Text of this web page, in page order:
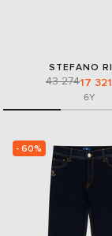
STEFANO
43 27417
6Y
- 60%